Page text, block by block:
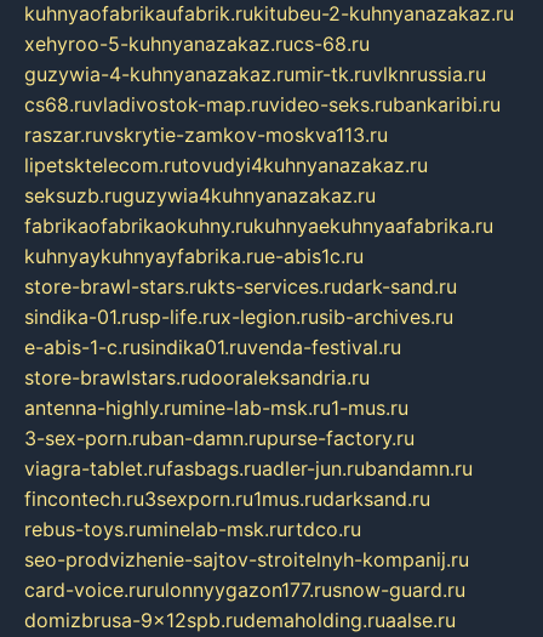
kuhnyaofabrikaufabrik.rukitubeu-2-kuhnyanazakaz.ru
xehyroo-5-kuhnyanazakaz.rucs-68.ru
guzywia-4-kuhnyanazakaz.rumir-tk.ruvlknrussia.ru
cs68.ruvladivostok-map.ruvideo-seks.rubankaribi.ru
raszar.ruvskrytie-zamkov-moskva113.ru
lipetsktelecom.rutovudyi4kuhnyanazakaz.ru
seksuzb.ruguzywia4kuhnyanazakaz.ru
fabrikaofabrikaokuhny.rukuhnyaekuhnyaafabrika.ru
kuhnyaykuhnyayfabrika.rue-abis1c.ru
store-brawl-stars.rukts-services.rudark-sand.ru
sindika-01.rusp-life.rux-legion.rusib-archives.ru
e-abis-1-c.rusindika01.ruvenda-festival.ru
store-brawlstars.rudooraleksandria.ru
antenna-highly.rumine-lab-msk.ru1-mus.ru
3-sex-porn.ruban-damn.rupurse-factory.ru
viagra-tablet.rufasbags.ruadler-jun.rubandamn.ru
fincontech.ru3sexporn.ru1mus.rudarksand.ru
rebus-toys.ruminelab-msk.rurtdco.ru
seo-prodvizhenie-sajtov-stroitelnyh-kompanij.ru
card-voice.rurulonnyygazon177.rusnow-guard.ru
domizbrusa-9x12spb.rudemaholding.ruaalse.ru